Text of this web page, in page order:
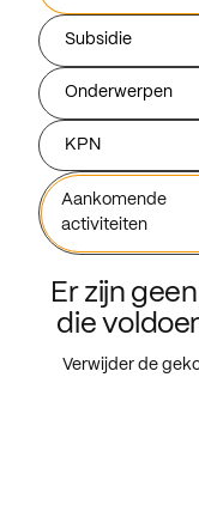
Subsidie
Onderwerpen
KPN
Aankomende
activiteiten
Er zijn
die
Verwijder de